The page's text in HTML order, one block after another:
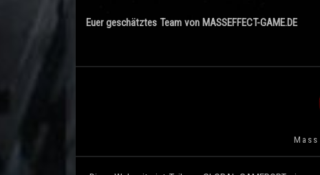
Euer geschätztes Team von MASSEFFECT-GAME.DE